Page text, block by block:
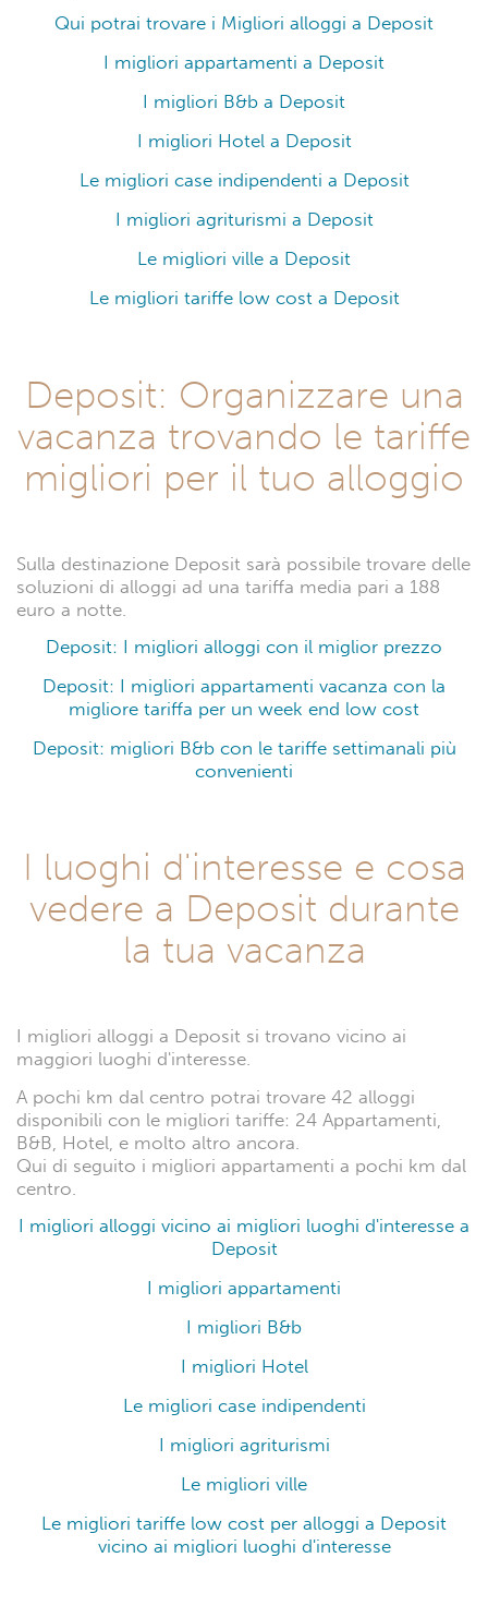
Qui potrai trovare i Migliori alloggi a Deposit
I migliori appartamenti a Deposit
I migliori B&b a Deposit
I migliori Hotel a Deposit
Le migliori case indipendenti a Deposit
I migliori agriturismi a Deposit
Le migliori ville a Deposit
Le migliori tariffe low cost a Deposit
Deposit: Organizzare una
vacanza trovando le tariffe
migliori per il tuo alloggio
Sulla destinazione Deposit sarà possibile trovare delle
soluzioni di alloggi ad una tariffa media pari a 188
euro a notte.
Deposit: I migliori alloggi con il miglior prezzo
Deposit: I migliori appartamenti vacanza con la
migliore tariffa per un week end low cost
Deposit: migliori B&b con le tariffe settimanali più
convenienti
I luoghi d'interesse e cosa
vedere a Deposit durante
la tua vacanza
I migliori alloggi a Deposit si trovano vicino ai
maggiori luoghi d'interesse.
A pochi km dal centro potrai trovare 42 alloggi
disponibili con le migliori tariffe: 24 Appartamenti,
B&B, Hotel, e molto altro ancora.
Qui di seguito i migliori appartamenti a pochi km dal
centro.
I migliori alloggi vicino ai migliori luoghi d'interesse a
Deposit
I migliori appartamenti
I migliori B&b
I migliori Hotel
Le migliori case indipendenti
I migliori agriturismi
Le migliori ville
Le migliori tariffe low cost per alloggi a Deposit
vicino ai migliori luoghi d'interesse